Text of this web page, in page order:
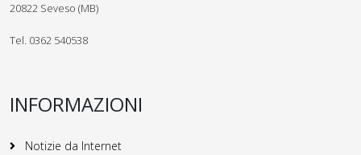
20822 Seveso (MB)
Tel. 0362 540538
INFORMAZIONI
Notizie da Internet